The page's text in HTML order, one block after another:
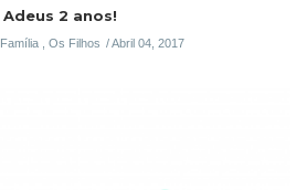
Adeus 2 anos!
Família, Os Filhos Abril 04, 2017